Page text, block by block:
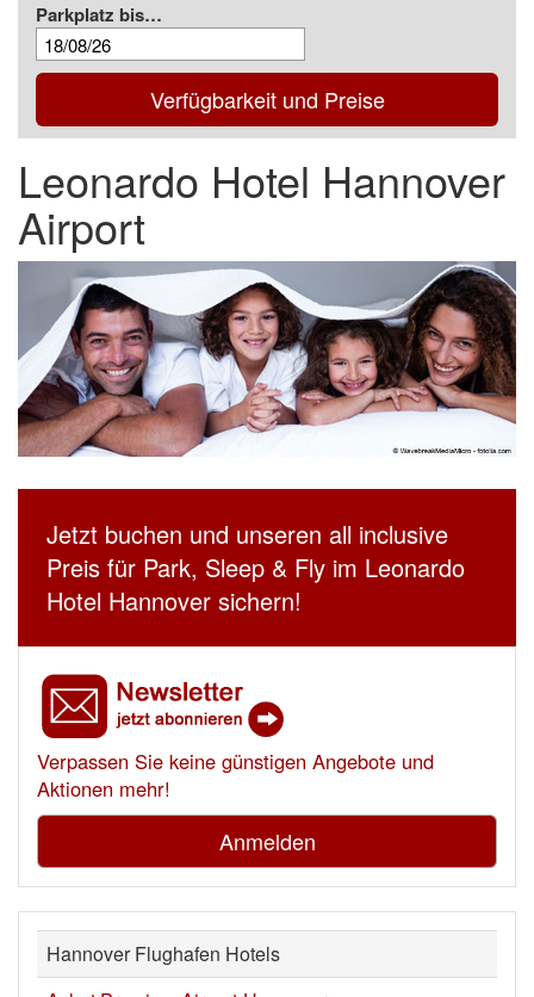
Parkplatz bis…
Verfügbarkeit und Preise
Leonardo Hotel Hannover
Airport
Jetzt buchen und unseren all inclusive
Preis für Park, Sleep & Fly im Leonardo
Hotel Hannover sichern!
Verpassen Sie keine günstigen Angebote und
Aktionen mehr!
Anmelden
Hannover Flughafen Hotels